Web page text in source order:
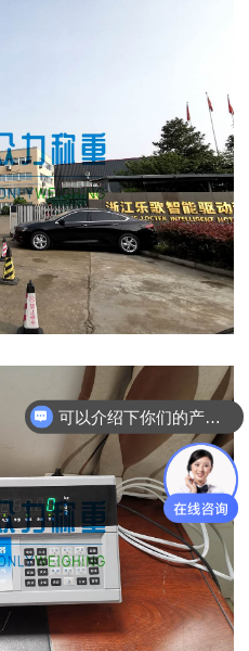
可以介绍下你们的产品么？